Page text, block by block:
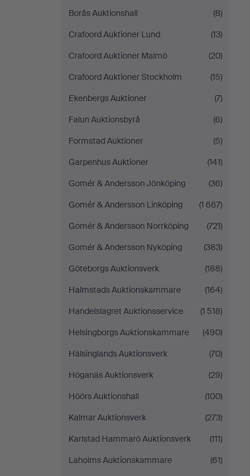
Borås Auktionshall
(8)
Crafoord Auktioner Lund
(13)
Crafoord Auktioner Malmö
(20)
Crafoord Auktioner Stockholm
(15)
Ekenbergs Auktioner
(7)
Falun Auktionsbyrå
(6)
Formstad Auktioner
(5)
Garpenhus Auktioner
(141)
Gomér & Andersson Jönköping
(36)
Gomér & Andersson Linköping
(1 667)
Gomér & Andersson Norrköping
(721)
Gomér & Andersson Nyköping
(383)
Göteborgs Auktionsverk
(188)
Halmstads Auktionskammare
(164)
Handelslagret Auktionsservice
(1 518)
Helsingborgs Auktionskammare
(490)
Hälsinglands Auktionsverk
(70)
Höganäs Auktionsverk
(29)
Höörs Auktionshall
(100)
Kalmar Auktionsverk
(273)
Karlstad Hammarö Auktionsverk
(111)
Laholms Auktionskammare
(61)